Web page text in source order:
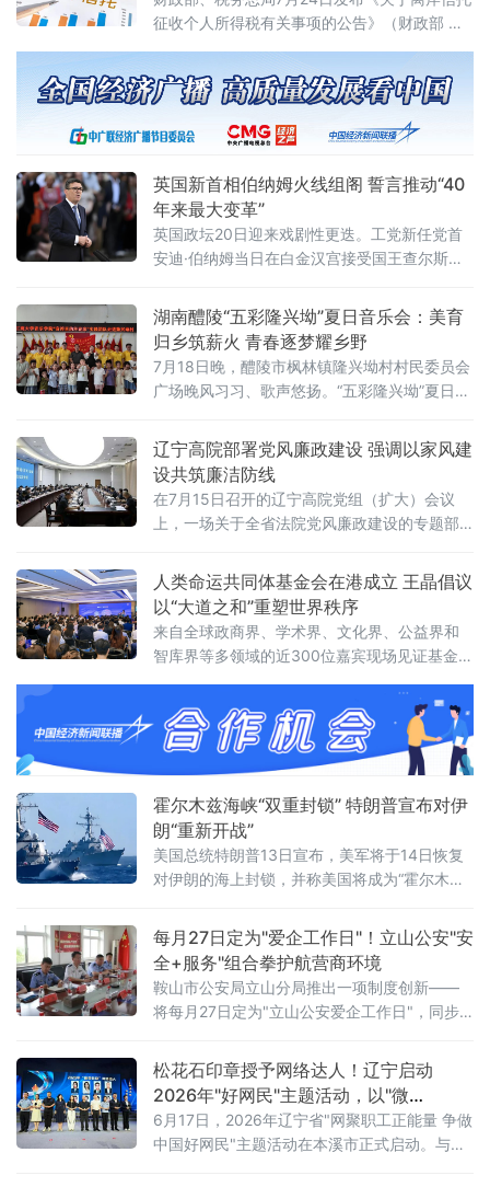
征收个人所得税有关事项的公告》（财政部 税
岸信托设立、存续、终止清算全环节的个人所
得税征管规则。根据公告，个人将财产装入离
岸信托以及通过离岸信托取得收益，均属于个
人所得税法规定的应税所得，应当依法申报纳
财富代际传承、跨境资产配置及风险管理
英国新首相伯纳姆火线组阁 誓言推动“40
年来最大变革”
英国政坛20日迎来戏剧性更迭。工党新任党首
安迪·伯纳姆当日在白金汉宫接受国王查尔斯三
首相斯塔默于当天早些时候辞去首相职务。伯
纳姆就任后数小时内即完成新一届内阁组建，
多项人事任命出人意料，被视为其开启政治新
时代的明确信号。前国防大臣“爆冷”执掌财政根
据首相办公室发布的人事通报，最受瞩目的财
上
湖南醴陵“五彩隆兴坳”夏日音乐会：美育
归乡筑薪火 青春逐梦耀乡野
7月18日晚，醴陵市枫林镇隆兴坳村村民委员会
广场晚风习习、歌声悠扬。“五彩隆兴坳”夏日音
益实践团暑期“三下乡”社会实践的成果集中展
演，也是本土青年学成归乡、以美育人、薪火
相传的一次深情回馈，更是株洲市文联、湖南
工商大学落实省文联"村歌嘹亮"主题活动以及省
市艺教融合工作的一项重要举措。株洲市文联
辽宁高院部署党风廉政建设 强调以家风建
设共筑廉洁防线
在7月15日召开的辽宁高院党组（扩大）会议
上，一场关于全省法院党风廉政建设的专题部
庭家教家风建设”列为重点议题之一，明确推动
院家共建，以家风促廉风，共筑廉洁防线。会
议对当前全省法院党风廉政建设面临的形势进
行了分析，指出要清醒认识严峻挑战，发扬自
我革命精神，聚焦“五个过硬”，教育引导干警砺
初心、铸法魂、明法纪、固底线，着力
人类命运共同体基金会在港成立 王晶倡议
以“大道之和”重塑世界秩序
来自全球政商界、学术界、文化界、公益界和
智库界等多领域的近300位嘉宾现场见证基金会
王晶以《开启新轴心时代》为题发表主旨演
讲，她指出，人类社会历经数千年演进，科技
生产力与物质财富实现跨越式增长，但和平、
发展、安全、信
霍尔木兹海峡“双重封锁” 特朗普宣布对伊
朗“重新开战”
美国总统特朗普13日宣布，美军将于14日恢复
对伊朗的海上封锁，并称美国将成为“霍尔木兹
取20%的费用。美军中央司令部随后确认，封
锁行动将于美国东部时间14日16时（伊朗当地
时间14日23时30分）正式启动。这意味着美伊
两国总统6月17日远程签署的谅解备忘录，在生
效不到一个月后即告名存实亡。从“停火”到“重
每月27日定为"爱企工作日"！立山公安"安
全+服务"组合拳护航营商环境
鞍山市公安局立山分局推出一项制度创新——
将每月27日定为"立山公安爱企工作日"，同步
重点企业开展安全警示教育、专项培训及实战
化应急演练，以"无事不扰、有求必应"为原则，
探索警企联动服务营商环境新路径。鞍山水文
局、鞍山市第八中学、冀东水泥、交运旅游汽
车有限公司、红旗大酒店等20余家企业单位代
松花石印章授予网络达人！辽宁启动
2026年"好网民"主题活动，以"微
光"聚"火炬"
6月17日，2026年辽宁省"网聚职工正能量 争做
中国好网民"主题活动在本溪市正式启动。与以